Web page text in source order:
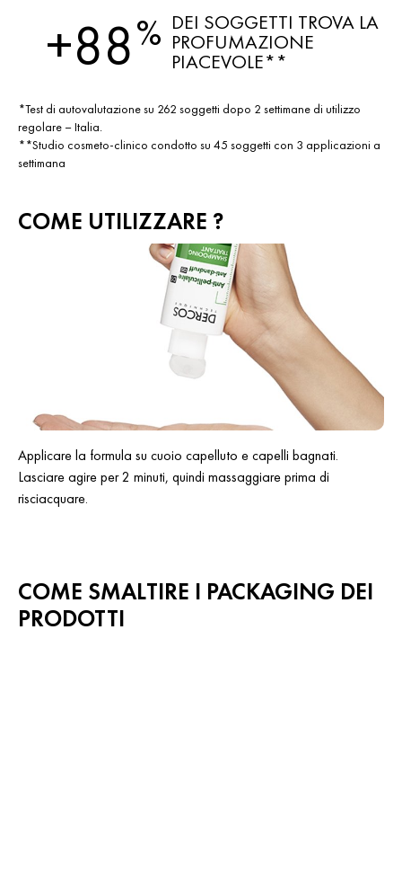
+88% DEI SOGGETTI TROVA LA
PROFUMAZIONE
PIACEVOLE**
*Test di autovalutazione su 262 soggetti dopo 2 settimane di utilizzo
regolare – Italia.
**Studio cosmeto-clinico condotto su 45 soggetti con 3 applicazioni a
settimana
COME UTILIZZARE ?
Applicare la formula su cuoio capelluto e capelli bagnati.
Lasciare agire per 2 minuti, quindi massaggiare prima di
risciacquare.
COME SMALTIRE I PACKAGING DEI
PRODOTTI